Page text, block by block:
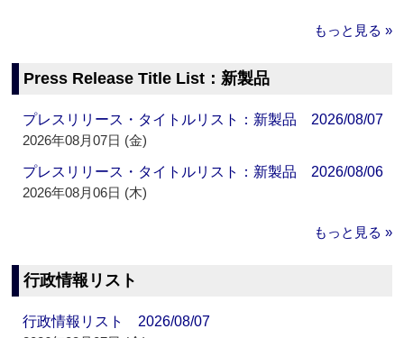
もっと見る »
Press Release Title List：新製品
プレスリリース・タイトルリスト：新製品 2026/08/07
2026年08月07日 (金)
プレスリリース・タイトルリスト：新製品 2026/08/06
2026年08月06日 (木)
もっと見る »
行政情報リスト
行政情報リスト 2026/08/07